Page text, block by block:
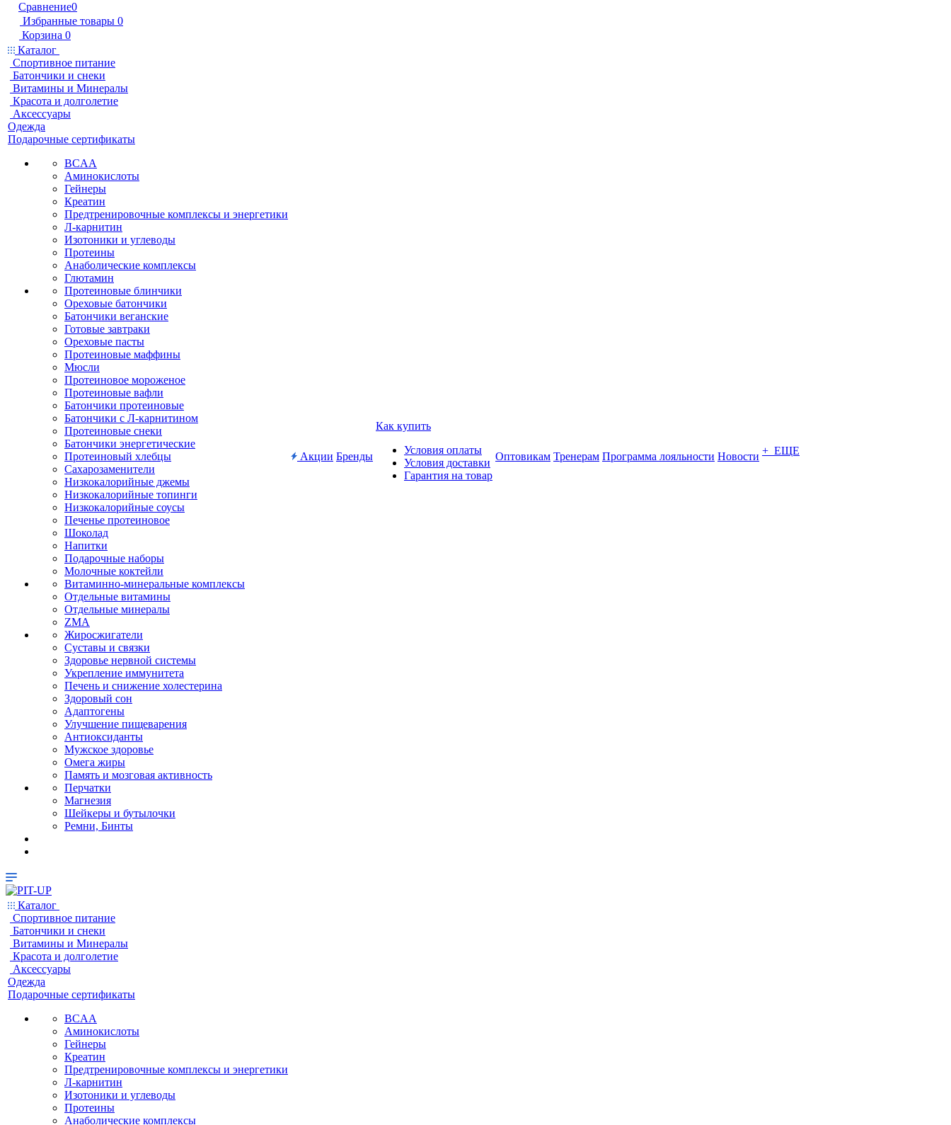
Сравнение0
Избранные товары 0
Корзина 0
Каталог
Спортивное питание
Батончики и снеки
Витамины и Минералы
Красота и долголетие
Аксессуары
Одежда
Подарочные сертификаты
BCAA
Аминокислоты
Гейнеры
Креатин
Предтренировочные комплексы и энергетики
Л-карнитин
Изотоники и углеводы
Протеины
Анаболические комплексы
Глютамин
Протеиновые блинчики
Ореховые батончики
Батончики веганские
Готовые завтраки
Ореховые пасты
Протеиновые маффины
Мюсли
Протеиновое мороженое
Протеиновые вафли
Батончики протеиновые
Батончики с Л-карнитином
Протеиновые снеки
Батончики энергетические
Протеиновый хлебцы
Сахарозаменители
Низкокалорийные джемы
Низкокалорийные топинги
Низкокалорийные соусы
Печенье протеиновое
Шоколад
Напитки
Подарочные наборы
Молочные коктейли
Витаминно-минеральные комплексы
Отдельные витамины
Отдельные минералы
ZMA
Жиросжигатели
Суставы и связки
Здоровье нервной системы
Укрепление иммунитета
Печень и снижение холестерина
Здоровый сон
Адаптогены
Улучшение пищеварения
Антиоксиданты
Мужское здоровье
Омега жиры
Память и мозговая активность
Перчатки
Магнезия
Шейкеры и бутылочки
Ремни, Бинты
Акции Бренды
Как купить
Условия оплаты
Условия доставки
Гарантия на товар
Оптовикам Тренерам Программа лояльности Новости + ЕЩЕ
Каталог
Спортивное питание
Батончики и снеки
Витамины и Минералы
Красота и долголетие
Аксессуары
Одежда
Подарочные сертификаты
BCAA
Аминокислоты
Гейнеры
Креатин
Предтренировочные комплексы и энергетики
Л-карнитин
Изотоники и углеводы
Протеины
Анаболические комплексы